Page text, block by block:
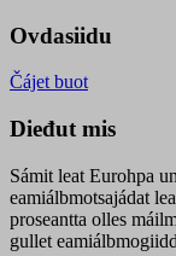
Ovdasiidu
Čájet buot
Dieđut mis
Sámit leat Eurohpa
eamiálbmotsajádat
proseantta olles
gullet